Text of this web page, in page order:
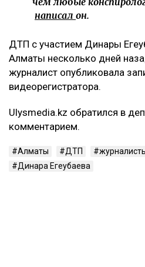
написал он.
ДТП с участием Динары
Алматы несколько дней
журналист опубликовала
видеорегистратора.
Ulysmedia.kz обратился в
комментарием.
Алматы ДТП
Динара Егеубаева